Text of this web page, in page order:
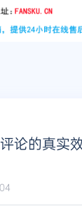
youtube
instagram
论的真实